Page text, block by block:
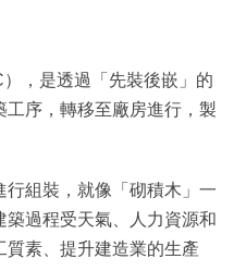
，是透過「先裝後嵌」的
序，轉移至廠房進行，製
組裝，就像「砌積木」一
過程受天氣、人力資源和
素、提升建造業的生產